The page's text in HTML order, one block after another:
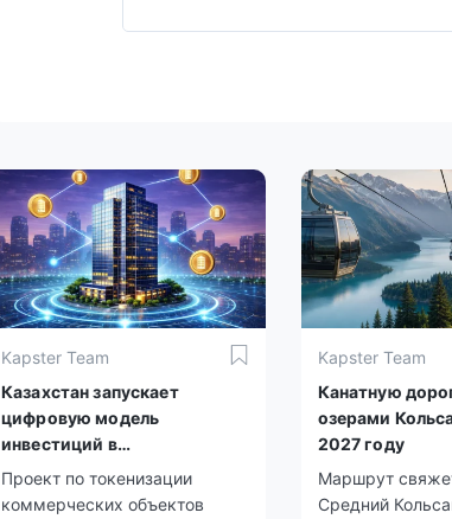
Kapster Team
Казахстан запускает
цифровую модель
инвестиций в
недвижимость
Проект по токенизации
коммерческих объектов
Kapster Team
Канатную
озерами
2027 году
Маршрут свяжет
Средний